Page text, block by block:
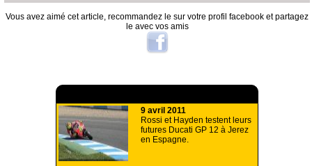
Vous avez aimé cet article, recommandez le sur votre profil facebook et partagez
le avec vos amis
9 avril 2011
Rossi et Hayden testent leurs
futures Ducati GP 12 à Jerez
en Espagne.